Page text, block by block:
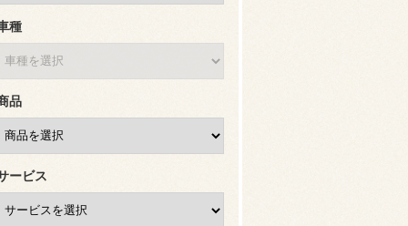
種
品
ービス